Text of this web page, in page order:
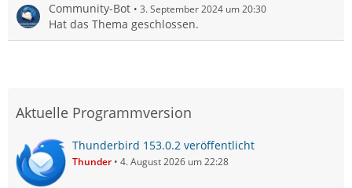
Community-Bot 3. September 2024 um 20:30
Hat das Thema geschlossen.
Aktuelle Programmversion
Thunderbird 153.0.2 veröffentlicht
Thunder 4. August 2026 um 22:28